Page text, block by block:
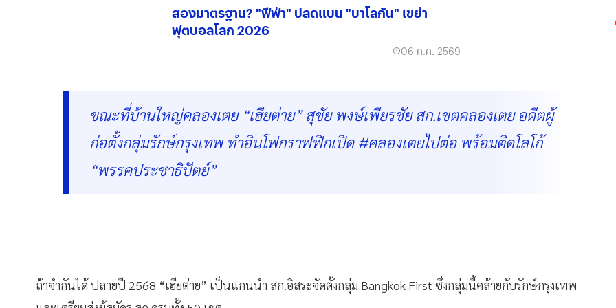
สองมาตรฐาน? "ฟีฟ่า" ปลดแบน "บาโลกัน" เขย่า
ฟุตบอลโลก 2026
06 ก.ค. 2569
ขณะที่บ้านใหญ่คลองเตย “เฮียต่าย” สุชัย พงษ์เพียรชัย สก.เขตคลองเตย อดีตผู้
ก่อตั้งกลุ่มรักษ์กรุงเทพ ทำอินโฟกราฟฟิกเปิด #คลองเตยไปต่อ พร้อมติดโลโก้
“พรรคประชาธิปัตย์”
ถ้าจำกันได้ ปลายปี 2568 “เฮียต่าย” เป็นแกนนำ สก.อิสระจัดตั้งกลุ่ม Bangkok First ซึ่งกลุ่มนี้คล้ายกับรักษ์กรุงเทพ